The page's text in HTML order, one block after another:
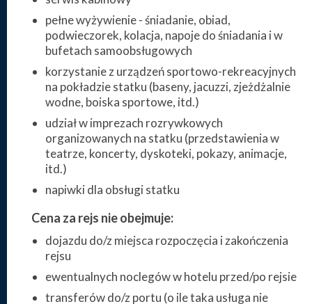
pełne wyżywienie - śniadanie, obiad,
podwieczorek, kolacja, napoje do śniadania i w
bufetach samoobsługowych
korzystanie z urządzeń sportowo-rekreacyjnych
na pokładzie statku (baseny, jacuzzi, zjeżdżalnie
wodne, boiska sportowe, itd.)
udział w imprezach rozrywkowych
organizowanych na statku (przedstawienia w
teatrze, koncerty, dyskoteki, pokazy, animacje,
itd.)
napiwki dla obsługi statku
Cena za rejs nie obejmuje:
dojazdu do/z miejsca rozpoczęcia i zakończenia
rejsu
ewentualnych noclegów w hotelu przed/po rejsie
transferów do/z portu (o ile taka usługa nie